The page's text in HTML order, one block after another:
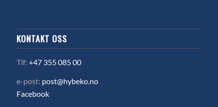
KONTAKT OSS
Tlf: +47 355 085 00
e-post: post@hybeko.no
Facebook